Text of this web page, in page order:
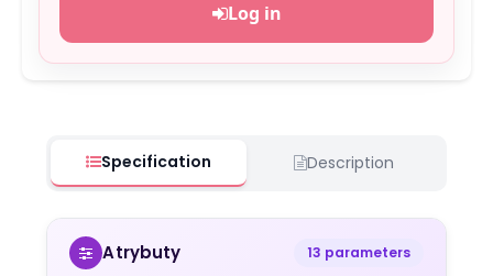
Log in
Specification Description
Atrybuty 13 parameters